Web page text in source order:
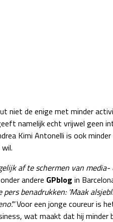
niet de enige met minder
namelijk echt vrijwel geen
Kimi Antonelli is ook
af te schermen van
andere GPblog in
pers benadrukken: 'Maak
Voor een jonge coureur is
wat maakt dat hij minder